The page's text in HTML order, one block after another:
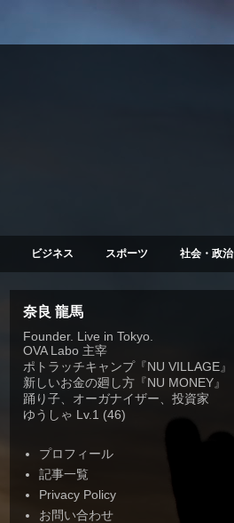
ビジネス スポーツ 社会・政治
奈良 龍馬
Founder. Live in Tokyo.
OVA Labo 主宰
ポトラッチキャンプ『NU VILLAGE』
新しいお金の廻し方『NU MONEY』
踊り子、オーガナイザー、投資家
ゆうしゃ Lv.1 (46)
プロフィール
記事一覧
Privacy Policy
お問い合わせ